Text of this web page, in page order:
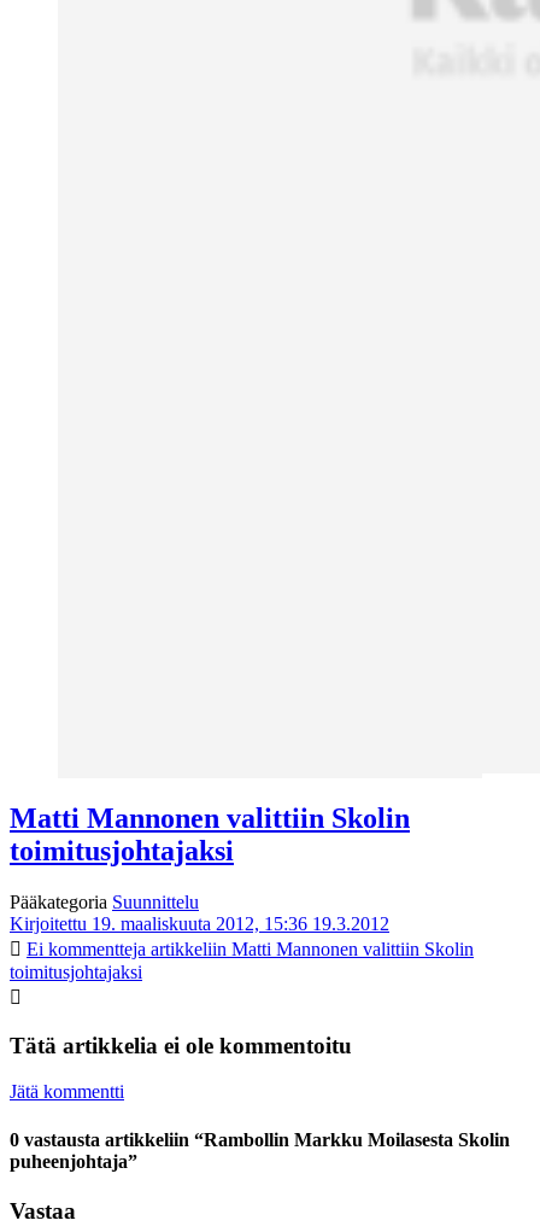
Matti Mannonen valittiin Skolin
toimitusjohtajaksi
Pääkategoria Suunnittelu
Kirjoitettu 19. maaliskuuta 2012, 15:36 19.3.2012
Ei kommentteja artikkeliin Matti Mannonen valittiin Skolin
toimitusjohtajaksi
Tätä artikkelia ei ole kommentoitu
Jätä kommentti
0 vastausta artikkeliin “Rambollin Markku Moilasesta Skolin
puheenjohtaja”
Vastaa